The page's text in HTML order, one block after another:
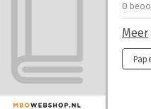
0
Meer